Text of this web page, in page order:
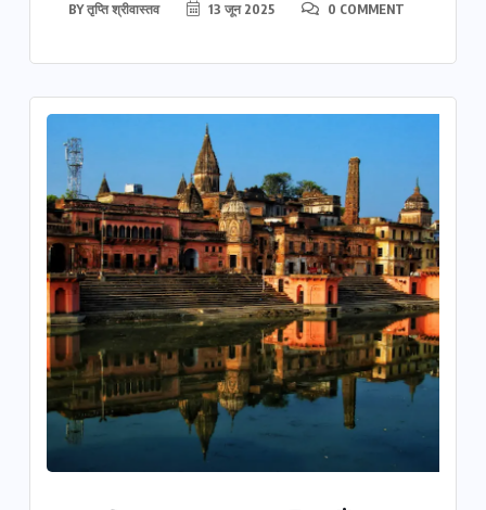
BYतृप्ति श्रीवास्तव 13 जून 2025 0 COMMENT